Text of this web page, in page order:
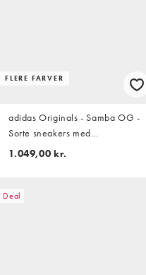
FLERE FARVER
adidas Originals - Samba OG -
Sorte sneakers med
krokodilleprint
1.049,00 kr.
Deal